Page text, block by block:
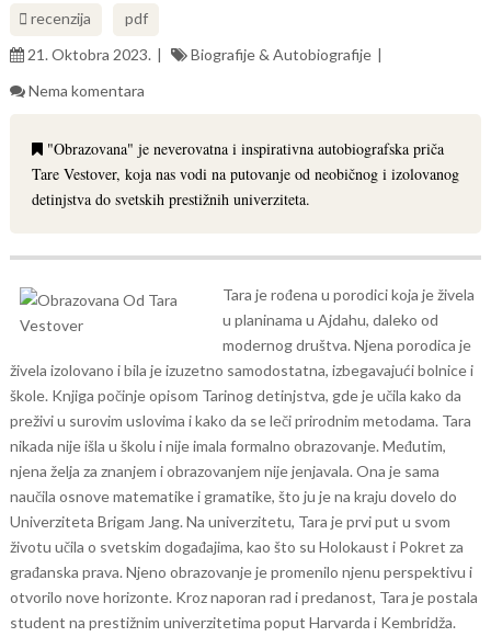
recenzija
pdf
21. Oktobra 2023.
Biografije & Autobiografije
Nema komentara
"Obrazovana" je neverovatna i inspirativna autobiografska priča
Tare Vestover, koja nas vodi na putovanje od neobičnog i izolovanog
detinjstva do svetskih prestižnih univerziteta.
Tara je rođena u porodici koja je živela
u planinama u Ajdahu, daleko od
modernog društva. Njena porodica je
živela izolovano i bila je izuzetno samodostatna, izbegavajući bolnice i
škole. Knjiga počinje opisom Tarinog detinjstva, gde je učila kako da
preživi u surovim uslovima i kako da se leči prirodnim metodama. Tara
nikada nije išla u školu i nije imala formalno obrazovanje. Međutim,
njena želja za znanjem i obrazovanjem nije jenjavala. Ona je sama
naučila osnove matematike i gramatike, što ju je na kraju dovelo do
Univerziteta Brigam Jang. Na univerzitetu, Tara je prvi put u svom
životu učila o svetskim događajima, kao što su Holokaust i Pokret za
građanska prava. Njeno obrazovanje je promenilo njenu perspektivu i
otvorilo nove horizonte. Kroz naporan rad i predanost, Tara je postala
student na prestižnim univerzitetima poput Harvarda i Kembridža.